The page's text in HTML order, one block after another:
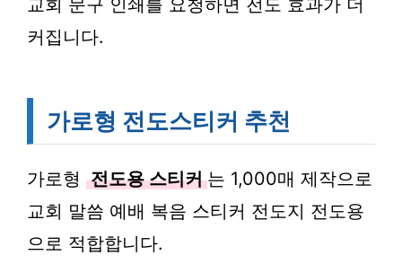
교회 문구 인쇄를 요청하면 전도 효과가 더
커집니다.
가로형 전도스티커 추천
가로형 전도용 스티커 는 1,000매 제작으로
교회 말씀 예배 복음 스티커 전도지 전도용
으로 적합합니다.